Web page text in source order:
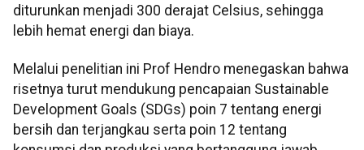
diturunkan menjadi 300 derajat Celsius, sehingga
lebih hemat energi dan biaya.
Melalui penelitian ini Prof Hendro menegaskan bahwa
risetnya turut mendukung pencapaian Sustainable
Development Goals (SDGs) poin 7 tentang energi
bersih dan terjangkau serta poin 12 tentang